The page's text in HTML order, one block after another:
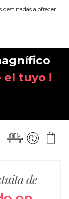
destinadas a ofrecer
el tuyo !
de